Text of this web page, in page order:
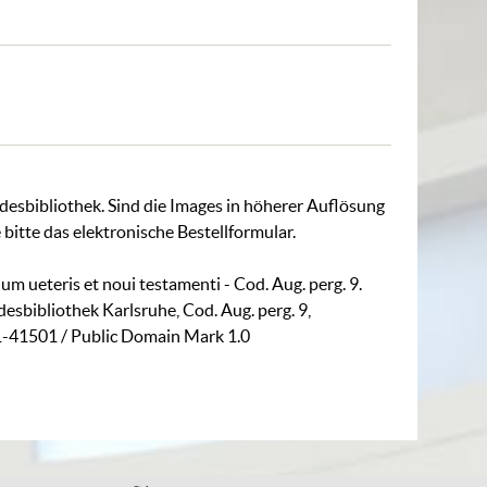
Sind die Images in höherer Auflösung
bitte daselektronische Bestellformular.
ueteris et noui testamenti - Cod. Aug. perg. 9.
Karlsruhe,Cod. Aug. perg. 9
41501 / Public Domain Mark 1.0